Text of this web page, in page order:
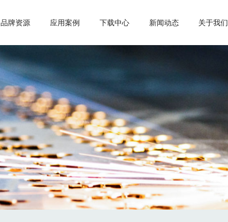
品牌资源 应用案例 下载中心 新闻动态 关于我们